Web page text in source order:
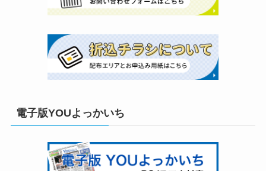
電子版YOUよっかいち